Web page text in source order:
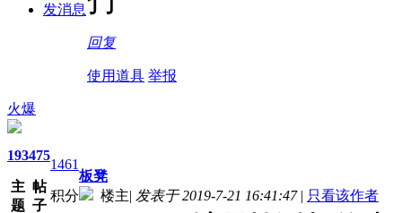
发消息
回复
使用道具 举报
火爆
193
主
题
475
帖
子
1461
积分
板凳
楼主| 发表于 2019-7-21 16:41:47 | 只看该作者